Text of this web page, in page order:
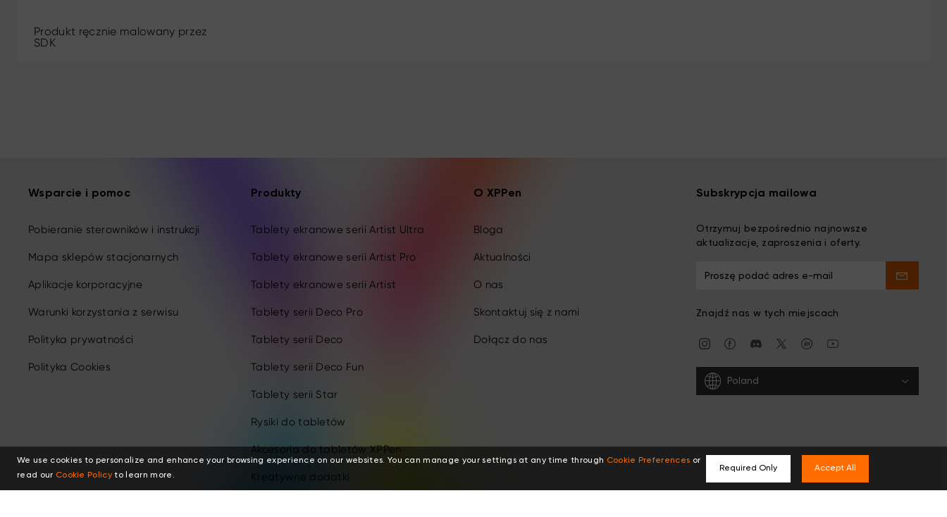
Produkt ręcznie malowany przez
SDK
Wsparcie i pomoc
Pobieranie sterowników i instrukcji
Mapa sklepów stacjonarnych
Aplikacje korporacyjne
Warunki korzystania z serwisu
Polityka prywatności
Polityka Cookies
Produkty
Tablety ekranowe serii Artist Ultra
Tablety ekranowe serii Artist Pro
Tablety ekranowe serii Artist
Tablety serii Deco Pro
Tablety serii Deco
Tablety serii Deco Fun
Tablety serii Star
Rysiki do tabletów
Akcesoria do tabletów XPPen
Kreatywne dodatki
O XPPen
Bloga
Aktualności
O nas
Skontaktuj się z nami
Dołącz do nas
Subskrypcja mailowa
Otrzymuj bezpośrednio najnowsze
aktualizacje, zaproszenia i oferty.
Znajdź nas w tych miejscach
Poland
We use cookies to personalize and enhance your browsing experience on our websites. You can manage your settings at any time through Cookie Preferences or
read our Cookie Policy to learn more.
Required Only Accept All